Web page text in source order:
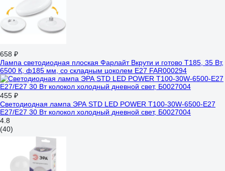
658 ₽
Лампа светодиодная плоская Фарлайт Вкрути и готово Т185, 35 Вт,
6500 К, ф185 мм, со складным цоколем Е27 FAR000294
455 ₽
Светодиодная лампа ЭРА STD LED POWER T100-30W-6500-E27
E27/Е27 30 Вт колокол холoдный дневной свет, Б0027004
4.8
(40)